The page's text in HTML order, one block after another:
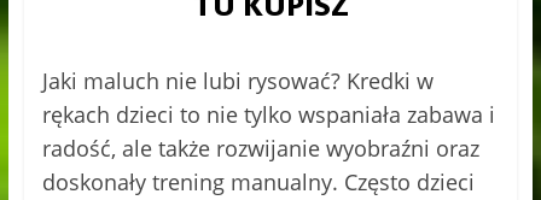
Jaki maluch nie lubi rysować? Kredki w
rękach dzieci to nie tylko wspaniała zabawa i
radość, ale także rozwijanie wyobraźni oraz
doskonały trening manualny. Często dzieci